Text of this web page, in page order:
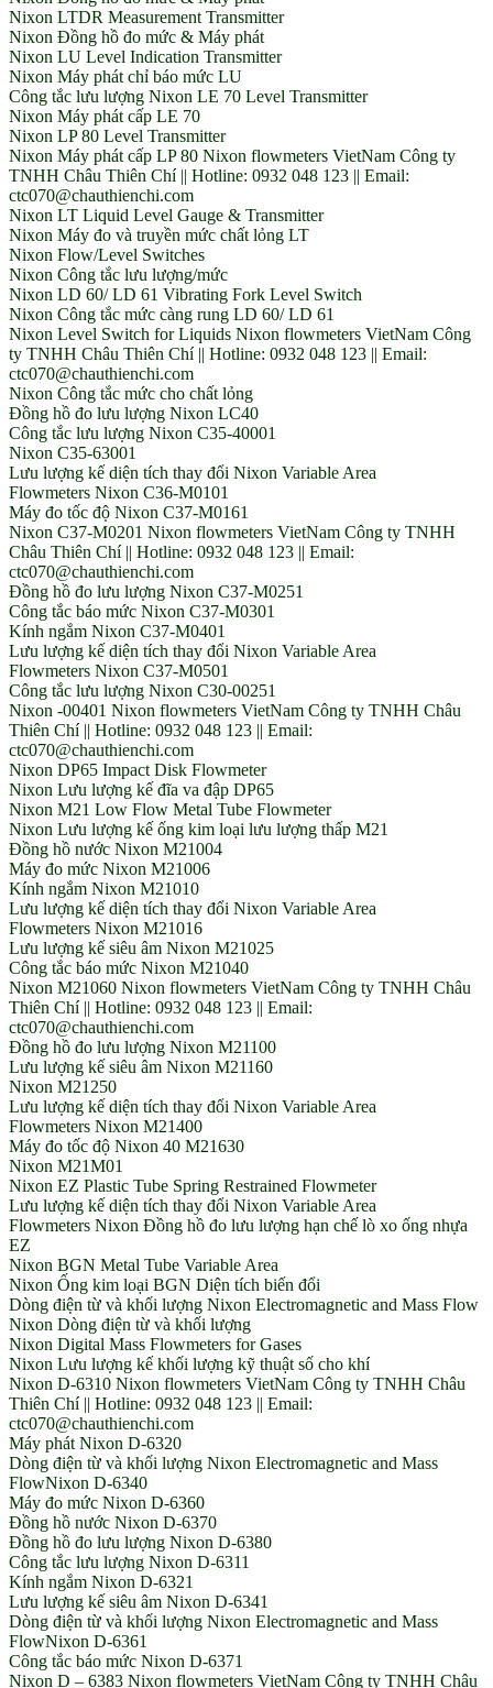
Nixon LTDR Measurement Transmitter
Nixon Đồng hồ đo mức & Máy phát
Nixon LU Level Indication Transmitter
Nixon Máy phát chỉ báo mức LU
Công tắc lưu lượng Nixon LE 70 Level Transmitter
Nixon Máy phát cấp LE 70
Nixon LP 80 Level Transmitter
Nixon Máy phát cấp LP 80 Nixon flowmeters VietNam Công ty
TNHH Châu Thiên Chí || Hotline: 0932 048 123 || Email:
ctc070@chauthienchi.com
Nixon LT Liquid Level Gauge & Transmitter
Nixon Máy đo và truyền mức chất lỏng LT
Nixon Flow/Level Switches
Nixon Công tắc lưu lượng/mức
Nixon LD 60/ LD 61 Vibrating Fork Level Switch
Nixon Công tắc mức càng rung LD 60/ LD 61
Nixon Level Switch for Liquids Nixon flowmeters VietNam Công
ty TNHH Châu Thiên Chí || Hotline: 0932 048 123 || Email:
ctc070@chauthienchi.com
Nixon Công tắc mức cho chất lỏng
Đồng hồ đo lưu lượng Nixon LC40
Công tắc lưu lượng Nixon C35-40001
Nixon C35-63001
Lưu lượng kế diện tích thay đổi Nixon Variable Area
Flowmeters Nixon C36-M0101
Máy đo tốc độ Nixon C37-M0161
Nixon C37-M0201 Nixon flowmeters VietNam Công ty TNHH
Châu Thiên Chí || Hotline: 0932 048 123 || Email:
ctc070@chauthienchi.com
Đồng hồ đo lưu lượng Nixon C37-M0251
Công tắc báo mức Nixon C37-M0301
Kính ngắm Nixon C37-M0401
Lưu lượng kế diện tích thay đổi Nixon Variable Area
Flowmeters Nixon C37-M0501
Công tắc lưu lượng Nixon C30-00251
Nixon -00401 Nixon flowmeters VietNam Công ty TNHH Châu
Thiên Chí || Hotline: 0932 048 123 || Email:
ctc070@chauthienchi.com
Nixon DP65 Impact Disk Flowmeter
Nixon Lưu lượng kế đĩa va đập DP65
Nixon M21 Low Flow Metal Tube Flowmeter
Nixon Lưu lượng kế ống kim loại lưu lượng thấp M21
Đồng hồ nước Nixon M21004
Máy đo mức Nixon M21006
Kính ngắm Nixon M21010
Lưu lượng kế diện tích thay đổi Nixon Variable Area
Flowmeters Nixon M21016
Lưu lượng kế siêu âm Nixon M21025
Công tắc báo mức Nixon M21040
Nixon M21060 Nixon flowmeters VietNam Công ty TNHH Châu
Thiên Chí || Hotline: 0932 048 123 || Email:
ctc070@chauthienchi.com
Đồng hồ đo lưu lượng Nixon M21100
Lưu lượng kế siêu âm Nixon M21160
Nixon M21250
Lưu lượng kế diện tích thay đổi Nixon Variable Area
Flowmeters Nixon M21400
Máy đo tốc độ Nixon 40 M21630
Nixon M21M01
Nixon EZ Plastic Tube Spring Restrained Flowmeter
Lưu lượng kế diện tích thay đổi Nixon Variable Area
Flowmeters Nixon Đồng hồ đo lưu lượng hạn chế lò xo ống nhựa
EZ
Nixon BGN Metal Tube Variable Area
Nixon Ống kim loại BGN Diện tích biến đổi
Dòng điện từ và khối lượng Nixon Electromagnetic and Mass Flow
Nixon Dòng điện từ và khối lượng
Nixon Digital Mass Flowmeters for Gases
Nixon Lưu lượng kế khối lượng kỹ thuật số cho khí
Nixon D-6310 Nixon flowmeters VietNam Công ty TNHH Châu
Thiên Chí || Hotline: 0932 048 123 || Email:
ctc070@chauthienchi.com
Máy phát Nixon D-6320
Dòng điện từ và khối lượng Nixon Electromagnetic and Mass
FlowNixon D-6340
Máy đo mức Nixon D-6360
Đồng hồ nước Nixon D-6370
Đồng hồ đo lưu lượng Nixon D-6380
Công tắc lưu lượng Nixon D-6311
Kính ngắm Nixon D-6321
Lưu lượng kế siêu âm Nixon D-6341
Dòng điện từ và khối lượng Nixon Electromagnetic and Mass
FlowNixon D-6361
Công tắc báo mức Nixon D-6371
Nixon D – 6383 Nixon flowmeters VietNam Công ty TNHH Châu